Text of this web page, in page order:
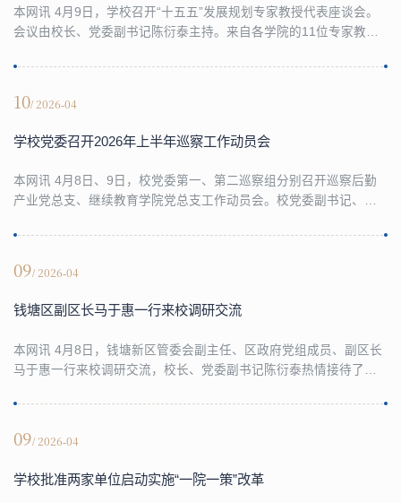
本网讯 4月9日，学校召开“十五五”发展规划专家教授代表座谈会。
会议由校长、党委副书记陈衍泰主持。来自各学院的11位专家教授
具特色、内容实在，既有宏观前瞻的战略思考，也有立足岗位的务
调，学校发展必须突出高水平应用建设，围绕国家所需、浙江所
10/ 2026-04
学校党委召开2026年上半年巡察工作动员会
本网讯 4月8日、9日，校党委第一、第二巡察组分别召开巡察后勤
产业党总支、继续教育学院党总支工作动员会。校党委副书记、党
长、第二巡察组组长何贤杰，党委委员、组织部部长、第一巡察组
重视巡察工作，坚持高位统筹、强基固本，通过由党委领导班子成
09/ 2026-04
钱塘区副区长马于惠一行来校调研交流
本网讯 4月8日，钱塘新区管委会副主任、区政府党组成员、副区长
马于惠一行来校调研交流，校长、党委副书记陈衍泰热情接待了来
塘区委、区政府长期以来给予学校建设发展的关心与支持表示衷心
势，持续强化学科体系、科研实力与高层次人才培养能力，在区域
09/ 2026-04
学校批准两家单位启动实施“一院一策”改革